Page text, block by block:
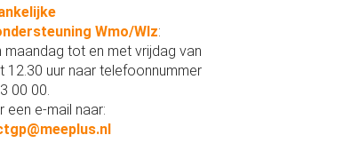
Wmo/Wlz:
maandag tot en met vrijdag van
12.30 uur naar telefoonnummer
00 00.
een e-mail naar: